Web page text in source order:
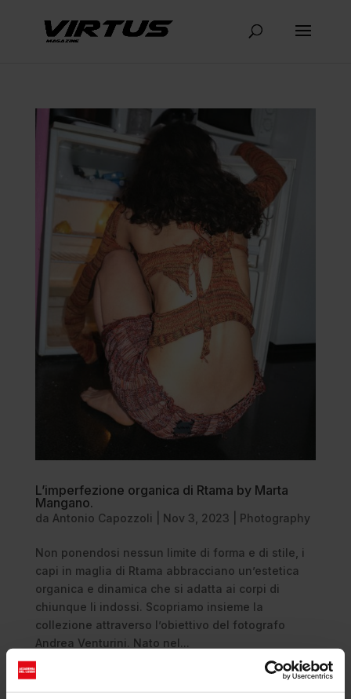
L’imperfezione organica di Rtama by Marta
Mangano.
da Antonio Capozzoli Nov 3, 2023 Photography
Non ponendosi nessun limite di forma e di stile, i
capi in maglia di Rtama abbracciano un’estetica
organica e dinamica che si adatta ai corpi di
chiunque li indossi. Scopriamo insieme la
collezione attraverso l’obiettivo del fotografo
Andrea Venturini. Nato nel...